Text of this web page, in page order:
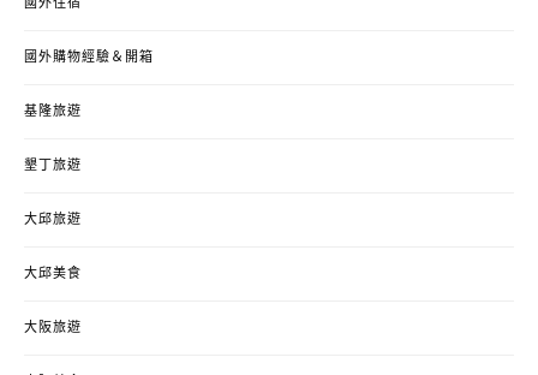
國外住宿
國外購物經驗＆開箱
基隆旅遊
墾丁旅遊
大邱旅遊
大邱美食
大阪旅遊